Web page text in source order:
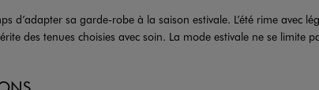
d’adapter sa garde-robe à la saison estivale. L’été rime avec
des tenues choisies avec soin. La mode estivale ne se limite